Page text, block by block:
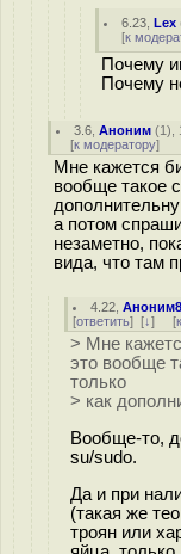
6.23 ,Lex
[к
Почему
Почему
3.6 ,Аноним (1),
[к модератору]
Мне кажется
вообще такое
а потом
незаметно,
вида, что там
4.22 ,
[ответить] [↓] [
> Мне
это вообще
только
> как
Вообще-то,
su/sudo.
Да и при
(такая же
троян или